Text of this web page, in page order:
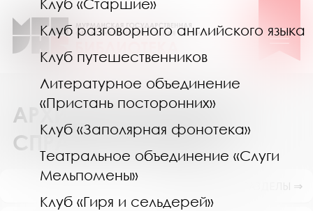
Клуб «Старшие»
Клуб разговорного английского языка
Клуб путешественников
Литературное объединение
«Пристань посторонних»
Клуб «Заполярная фонотека»
Театральное объединение «Слуги
Мельпомены»
Клуб «Гиря и сельдерей»
АРХИВ ВЫПОЛНЕННЫХ
СПРАВОК И ПОИСК
ПОКАЗАТЬ ПОДРАЗДЕЛЫ ⇒